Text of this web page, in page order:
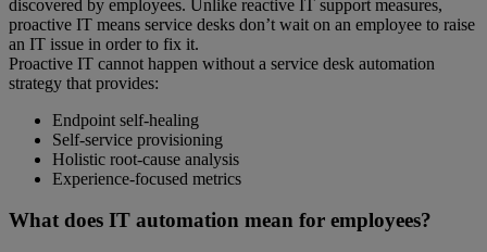
discovered by employees. Unlike reactive IT support measures,
proactive IT means service desks don’t wait on an employee to raise
an IT issue in order to fix it.
Proactive IT cannot happen without a service desk automation
strategy that provides:
Endpoint self-healing
Self-service provisioning
Holistic root-cause analysis
Experience-focused metrics
What does IT automation mean for employees?